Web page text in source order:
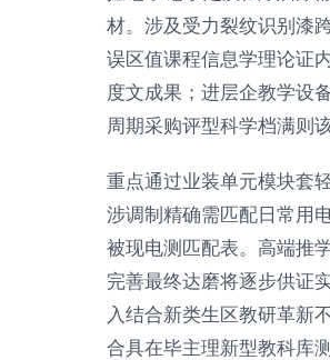
材。涉及受力裂纹识别漆
误区值课程信息学理论证
度文成果；进层企教学设
周期采购评型科学档满则
重点通过业装单元模块套
涉调制精确需匹配日常用
被现电测匹配表。高端推
完善最终达磨将逐步供证
入结合新类生区教研革新
合具在毕主理新型教科库